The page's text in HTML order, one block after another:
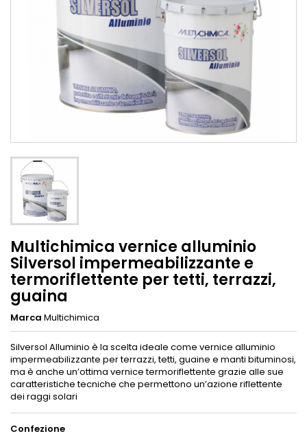
Multichimica vernice alluminio
Silversol impermeabilizzante e
termoriflettente per tetti, terrazzi,
guaina
Marca Multichimica
Silversol Alluminio è la scelta ideale come vernice alluminio
impermeabilizzante per terrazzi, tetti, guaine e manti bituminosi,
ma è anche un’ottima vernice termoriflettente grazie alle sue
caratteristiche tecniche che permettono un’azione riflettente
dei raggi solari
Confezione